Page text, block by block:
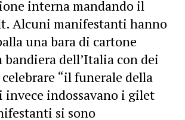
interna mandando il
Alcuni manifestanti hanno
una bara di cartone
bandiera dell’Italia con dei
“il funerale della
invece indossavano i gilet
si sono